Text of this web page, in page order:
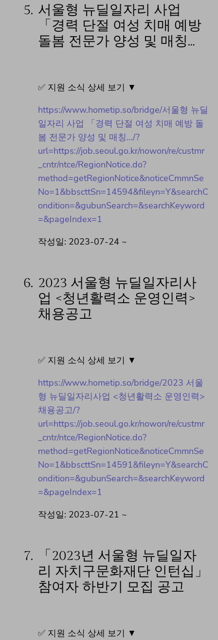
5. 서울형 뉴딜일자리 사업
「경력 단절 여성 치매 예방
돌봄 전문가 양성 및 매칭…
✅ 지원 소식 상세 보기 ▼
https://www.hometip.so/bridge/서울형 뉴딜
일자리 사업 「경력 단절 여성 치매 예방 돌
봄 전문가 양성 및 매칭…/?
url=https://job.seoul.go.kr/nowon/re/custmr
_cntr/ntce/RegionNotice.do?
method=getRegionNotice&noticeCmmnSe
No=1&bbscttSn=14594&fileyn=Y&searchC
ondition=&gubunSearch=&searchKeyword
=&pageIndex=1
작성일: 2023-07-24 ~
6. 2023 서울형 뉴딜일자리사
업 <청년활력소 운영인력>
채용공고
✅ 지원 소식 상세 보기 ▼
https://www.hometip.so/bridge/2023 서울
형 뉴딜일자리사업 <청년활력소 운영인력>
채용공고/?
url=https://job.seoul.go.kr/nowon/re/custmr
_cntr/ntce/RegionNotice.do?
method=getRegionNotice&noticeCmmnSe
No=1&bbscttSn=14591&fileyn=Y&searchC
ondition=&gubunSearch=&searchKeyword
=&pageIndex=1
작성일: 2023-07-21 ~
7.
「2023년 서울형 뉴딜일자
리 자치구문화재단 인턴십」
참여자 하반기 모집 공고
✅ 지원 소식 상세 보기 ▼